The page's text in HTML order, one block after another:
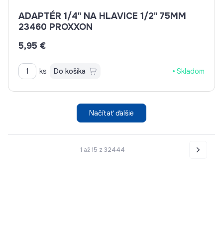
ADAPTÉR 1/4" NA HLAVICE 1/2" 75MM
23460 PROXXON
5,95 €
ks Do košíka Skladom
Načítať ďalšie
1 až15 z 32444